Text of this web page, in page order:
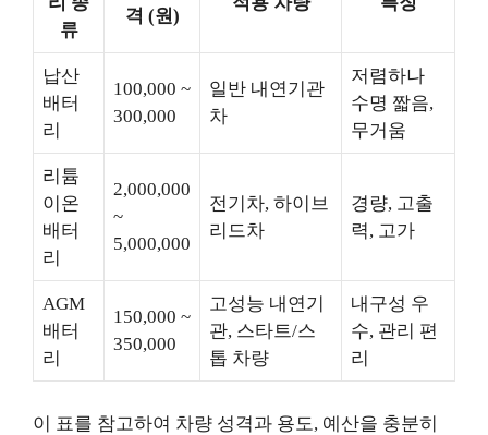
류
격 (원)
납산
배터
리
100,000 ~
300,000
일반 내연기관
차
저렴하나
수명 짧음,
무거움
리튬
이온
배터
리
2,000,000
~
5,000,000
전기차, 하이브
리드차
경량, 고출
력, 고가
AGM
배터
리
150,000 ~
350,000
고성능 내연기
관, 스타트/스
톱 차량
내구성 우
수, 관리 편
리
이 표를 참고하여 차량 성격과 용도, 예산을 충분히